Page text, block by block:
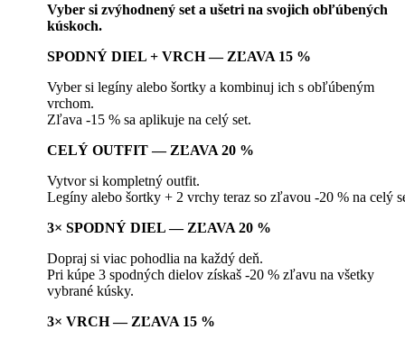
Vyber si zvýhodnený set a ušetri na svojich obľúbených
kúskoch.
SPODNÝ DIEL + VRCH — ZĽAVA 15 %
Vyber si legíny alebo šortky a kombinuj ich s obľúbeným
vrchom.
Zľava -15 % sa aplikuje na celý set.
CELÝ OUTFIT — ZĽAVA 20 %
Vytvor si kompletný outfit.
Legíny alebo šortky + 2 vrchy teraz so zľavou -20 % na celý
3× SPODNÝ DIEL — ZĽAVA 20 %
Dopraj si viac pohodlia na každý deň.
Pri kúpe 3 spodných dielov získaš -20 % zľavu na všetky
vybrané kúsky.
3× VRCH — ZĽAVA 15 %